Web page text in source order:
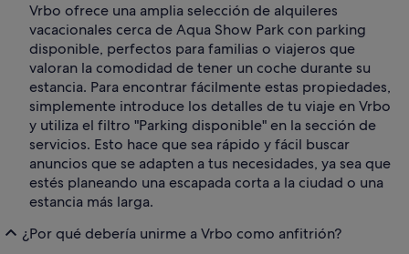
Vrbo ofrece una amplia selección de alquileres
vacacionales cerca de Aqua Show Park con parking
disponible, perfectos para familias o viajeros que
valoran la comodidad de tener un coche durante su
estancia. Para encontrar fácilmente estas propiedades,
simplemente introduce los detalles de tu viaje en Vrbo
y utiliza el filtro "Parking disponible" en la sección de
servicios. Esto hace que sea rápido y fácil buscar
anuncios que se adapten a tus necesidades, ya sea que
estés planeando una escapada corta a la ciudad o una
estancia más larga.
¿Por qué debería unirme a Vrbo como anfitrión?